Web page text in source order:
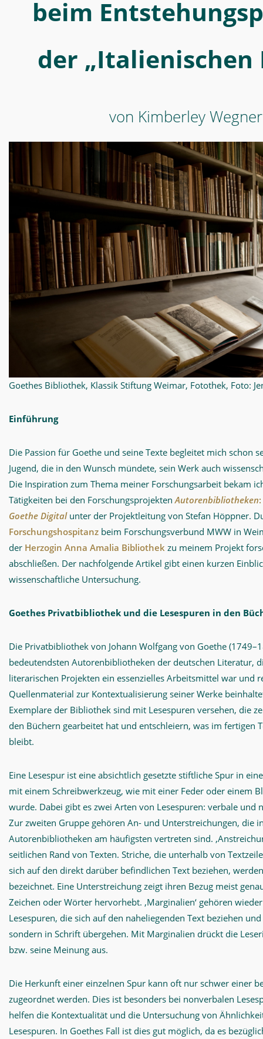
MWW-
beim
der „Italienischen
von Kimberley Wegner
Goethes Bibliothek, Klassik Stiftung Weimar, Fotothek, Foto:
Einführung
Die Passion für Goethe und seine Texte begleitet mich schon
Jugend, die in den Wunsch mündete, sein Werk auch
Die Inspiration zum Thema meiner Forschungsarbeit bekam
Tätigkeiten bei den ForschungsprojektenAutorenbibliotheken:
Goethe Digitalunter der Projektleitung von Stefan Höppner.
Forschungshospitanz beim Forschungsverbund MWW in
der Herzogin Anna Amalia Bibliothek zu meinem Projekt
abschließen. Der nachfolgende Artikel gibt einen kurzen
wissenschaftliche Untersuchung.
Goethes Privatbibliothek und die Lesespuren in den
Die Privatbibliothek von Johann Wolfgang von Goethe
bedeutendsten Autorenbibliotheken der deutschen Literatur,
literarischen Projekten ein essenzielles Arbeitsmittel war und
Quellenmaterial zur Kontextualisierung seiner Werke
Exemplare der Bibliothek sind mit Lesespuren versehen, die
den Büchern gearbeitet hat und entschleiern, was im fertigen
bleibt.
Eine Lesespur ist eine absichtlich gesetzte stiftliche Spur in
mit einem Schreibwerkzeug, wie mit einer Feder oder einem
wurde. Dabei gibt es zwei Arten von Lesespuren: verbale und
Zur zweiten Gruppe gehören An- und Unterstreichungen, die
Autorenbibliotheken am häufigsten vertreten sind.
seitlichen Rand von Texten. Striche, die unterhalb von
sich auf den direkt darüber befindlichen Text beziehen,
bezeichnet. Eine Unterstreichung zeigt ihren Bezug meist
Zeichen oder Wörter hervorhebt. ‚Marginalien‘ gehören
Lesespuren, die sich auf den naheliegenden Text beziehen
sondern in Schrift übergehen. Mit Marginalien drückt die
bzw. seine Meinung aus.
Die Herkunft einer einzelnen Spur kann oft nur schwer einer
zugeordnet werden. Dies ist besonders bei nonverbalen
helfen die Kontextualität und die Untersuchung von
Lesespuren. In Goethes Fall ist dies gut möglich, da es